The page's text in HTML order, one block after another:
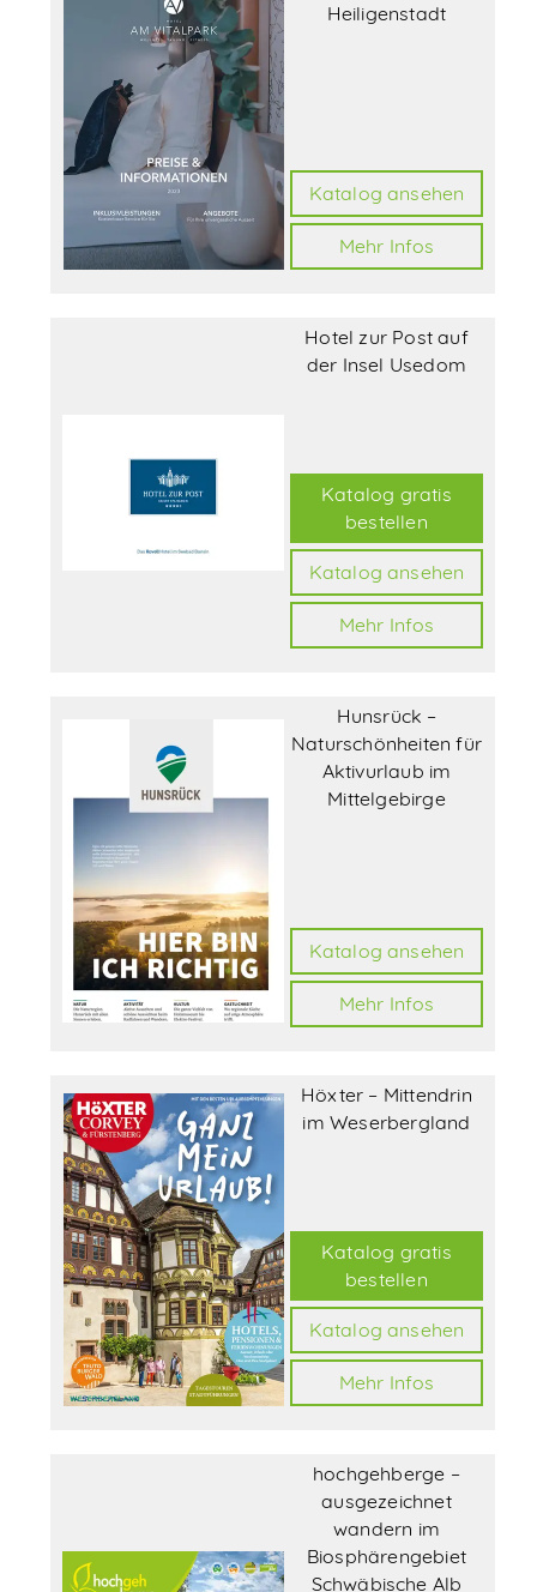
Heiligenstadt
Katalog ansehen
Mehr Infos
Hotel zur Post auf
der Insel Usedom
Katalog gratis
bestellen
Katalog ansehen
Mehr Infos
Hunsrück –
Naturschönheiten für
Aktivurlaub im
Mittelgebirge
Katalog ansehen
Mehr Infos
Höxter – Mittendrin
im Weserbergland
Katalog gratis
bestellen
Katalog ansehen
Mehr Infos
hochgehberge –
ausgezeichnet
wandern im
Biosphärengebiet
Schwäbische Alb